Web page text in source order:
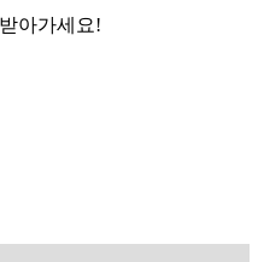
받아가세요!